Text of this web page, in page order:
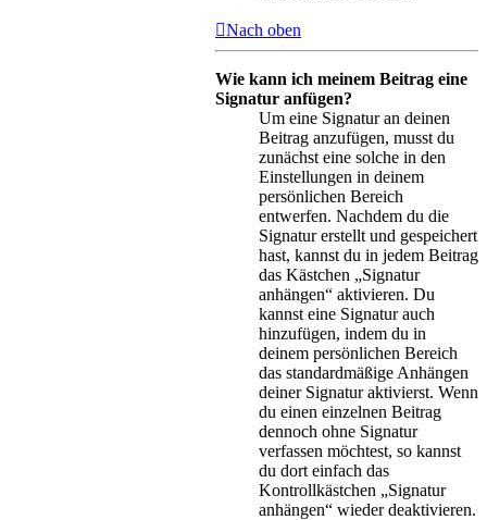
Nach oben
Wie kann ich meinem Beitrag eine
Signatur anfügen?
Um eine Signatur an deinen
Beitrag anzufügen, musst du
zunächst eine solche in den
Einstellungen in deinem
persönlichen Bereich
entwerfen. Nachdem du die
Signatur erstellt und gespeichert
hast, kannst du in jedem Beitrag
das Kästchen „Signatur
anhängen“ aktivieren. Du
kannst eine Signatur auch
hinzufügen, indem du in
deinem persönlichen Bereich
das standardmäßige Anhängen
deiner Signatur aktivierst. Wenn
du einen einzelnen Beitrag
dennoch ohne Signatur
verfassen möchtest, so kannst
du dort einfach das
Kontrollkästchen „Signatur
anhängen“ wieder deaktivieren.